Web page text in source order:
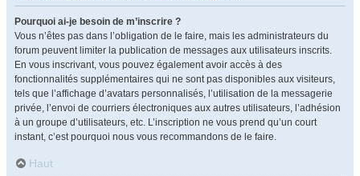
Pourquoi ai-je besoin de m’inscrire ?
Vous n’êtes pas dans l’obligation de le faire, mais les administrateurs du
forum peuvent limiter la publication de messages aux utilisateurs inscrits.
En vous inscrivant, vous pouvez également avoir accès à des
fonctionnalités supplémentaires qui ne sont pas disponibles aux visiteurs,
tels que l’affichage d’avatars personnalisés, l’utilisation de la messagerie
privée, l’envoi de courriers électroniques aux autres utilisateurs, l’adhésion
à un groupe d’utilisateurs, etc. L’inscription ne vous prend qu’un court
instant, c’est pourquoi nous vous recommandons de le faire.
Haut